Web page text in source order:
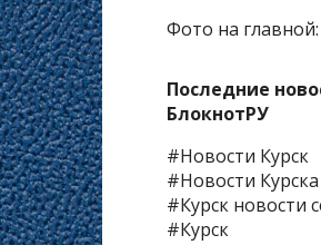
Фото на
Последние
БлокнотРУ
#Новости Курск
#Новости
#Курск новости
#Курск